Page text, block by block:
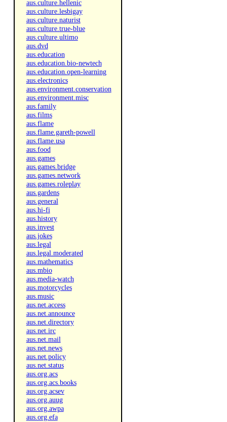
aus.culture.hellenic
aus.culture.lesbigay
aus.culture.naturist
aus.culture.true-blue
aus.culture.ultimo
aus.dvd
aus.education
aus.education.bio-newtech
aus.education.open-learning
aus.electronics
aus.environment.conservation
aus.environment.misc
aus.family
aus.films
aus.flame
aus.flame.gareth-powell
aus.flame.usa
aus.food
aus.games
aus.games.bridge
aus.games.network
aus.games.roleplay
aus.gardens
aus.general
aus.hi-fi
aus.history
aus.invest
aus.jokes
aus.legal
aus.legal.moderated
aus.mathematics
aus.mbio
aus.media-watch
aus.motorcycles
aus.music
aus.net.access
aus.net.announce
aus.net.directory
aus.net.irc
aus.net.mail
aus.net.news
aus.net.policy
aus.net.status
aus.org.acs
aus.org.acs.books
aus.org.acsev
aus.org.auug
aus.org.awpa
aus.org.efa